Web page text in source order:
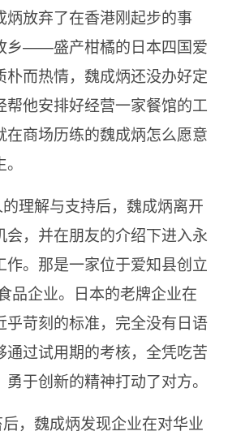
炳放弃了在香港刚起步的事
乡——盛产柑橘的日本四国爱
朴而热情，魏成炳还没办好定
帮他安排好经营一家餐馆的工
在商场历练的魏成炳怎么愿意
理解与支持后，魏成炳离开
会，并在朋友的介绍下进入永
作。那是一家位于爱知县创立
品企业。日本的老牌企业在
乎苛刻的标准，完全没有日语
通过试用期的考核，全凭吃苦
于创新的精神打动了对方。
，魏成炳发现企业在对华业